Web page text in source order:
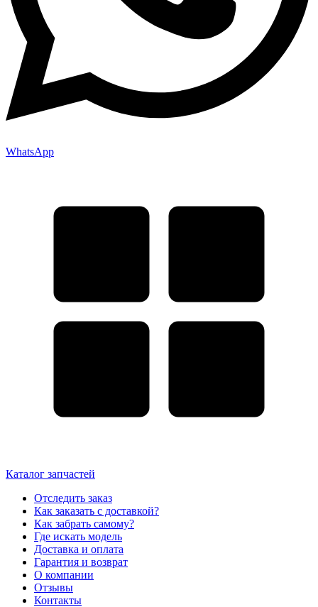
WhatsApp
Каталог запчастей
Отследить заказ
Как заказать с доставкой?
Как забрать самому?
Где искать модель
Доставка и оплата
Гарантия и возврат
О компании
Отзывы
Контакты